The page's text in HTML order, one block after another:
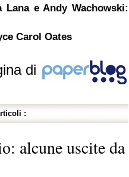
Lana e Andy Wachowski:
Carol Oates
di
:
alcune uscite da